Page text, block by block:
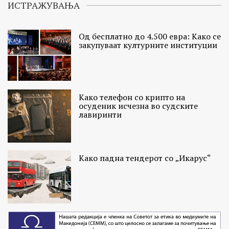
ИСТРАЖУВАЊА
Од бесплатно до 4.500 евра: Како се
закупуваат културните институции
Како телефон со крипто на
осуденик исчезна во судските
лавиринти
Како падна тендерот со „Икарус“